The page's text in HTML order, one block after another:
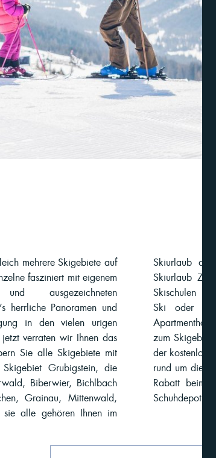
mehrere Skigebiete auf
fasziniert mit eigenem
ausgezeichneten
herrliche Panoramen und
in den vielen urigen
verraten wir Ihnen das
Sie alle Skigebiete mit
Grubigstein, die
Biberwier, Bichlbach
Grainau, Mittenwald,
alle gehören Ihnen im
finden Sie in Ihrem
Angebote, erstklassige
Spitzen-Service für Ihre
Vorteil: Von unserem
wenige Gehminuten bis
dem Hotel hält außerdem
zu den Skigebieten
gibt’s für all unsere Gäste
und ein gratis Ski- und
Schuhdepot.